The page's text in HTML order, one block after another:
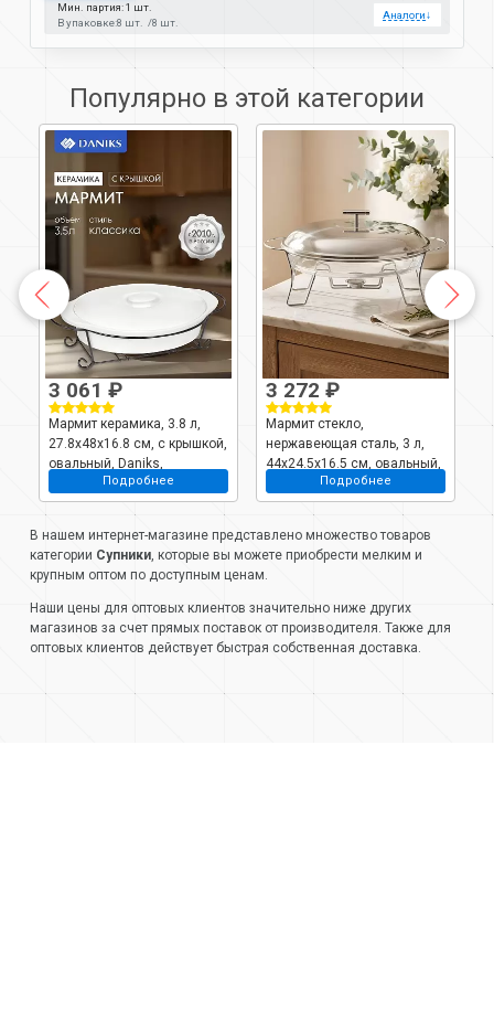
Мин. партия: 1 шт.
В упаковке:8 шт. 8 шт.
Аналоги↓
Популярно в этой категории
3 061 ₽
Мармит керамика, 3.8 л,
27.8х48х16.8 см, с крышкой,
овальный, Daniks,
Классика, Y4-2752, белый
Подробнее
3 272 ₽
Мармит стекло,
нержавеющая сталь, 3 л,
44x24.5x16.5 см, овальный,
Attribute, ABI010
Подробнее
В нашем интернет-магазине представлено множество товаров
категории Супники , которые вы можете приобрести мелким и
крупным оптом по доступным ценам.
Наши цены для оптовых клиентов значительно ниже других
магазинов за счет прямых поставок от производителя. Также для
оптовых клиентов действует быстрая собственная доставка.